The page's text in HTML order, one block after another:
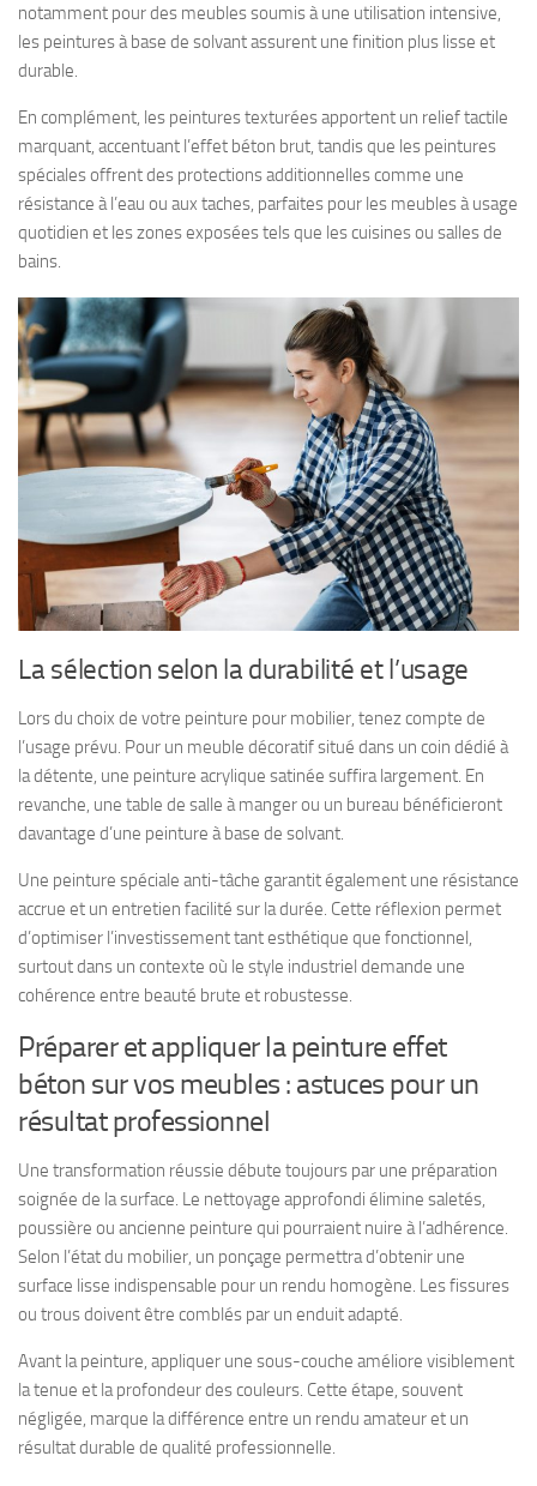
notamment pour des meubles soumis à une utilisation intensive,
les peintures à base de solvant assurent une finition plus lisse et
durable.
En complément, les peintures texturées apportent un relief tactile
marquant, accentuant l’effet béton brut, tandis que les peintures
spéciales offrent des protections additionnelles comme une
résistance à l’eau ou aux taches, parfaites pour les meubles à usage
quotidien et les zones exposées tels que les cuisines ou salles de
bains.
La sélection selon la durabilité et l’usage
Lors du choix de votre peinture pour mobilier, tenez compte de
l’usage prévu. Pour un meuble décoratif situé dans un coin dédié à
la détente, une peinture acrylique satinée suffira largement. En
revanche, une table de salle à manger ou un bureau bénéficieront
davantage d’une peinture à base de solvant.
Une peinture spéciale anti-tâche garantit également une résistance
accrue et un entretien facilité sur la durée. Cette réflexion permet
d’optimiser l’investissement tant esthétique que fonctionnel,
surtout dans un contexte où le style industriel demande une
cohérence entre beauté brute et robustesse.
Préparer et appliquer la peinture effet
béton sur vos meubles : astuces pour un
résultat professionnel
Une transformation réussie débute toujours par une préparation
soignée de la surface. Le nettoyage approfondi élimine saletés,
poussière ou ancienne peinture qui pourraient nuire à l’adhérence.
Selon l’état du mobilier, un ponçage permettra d’obtenir une
surface lisse indispensable pour un rendu homogène. Les fissures
ou trous doivent être comblés par un enduit adapté.
Avant la peinture, appliquer une sous-couche améliore visiblement
la tenue et la profondeur des couleurs. Cette étape, souvent
négligée, marque la différence entre un rendu amateur et un
résultat durable de qualité professionnelle.